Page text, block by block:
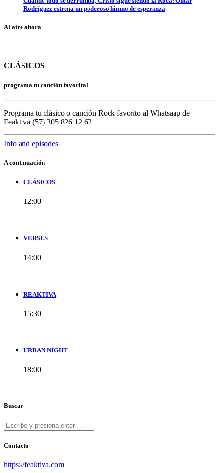
Rodríguez estrena un poderoso himno de esperanza
Al aire ahora
CLÁSICOS
programa tu canción favorita!
Programa tu clásico o canción Rock favorito al Whatsaap de
Feaktiva (57) 305 826 12 62
Info and episodes
A continuación
CLÁSICOS
12:00
VERSUS
14:00
REAKTIVA
15:30
URBAN NIGHT
18:00
Buscar
Contacto
https://feaktiva.com